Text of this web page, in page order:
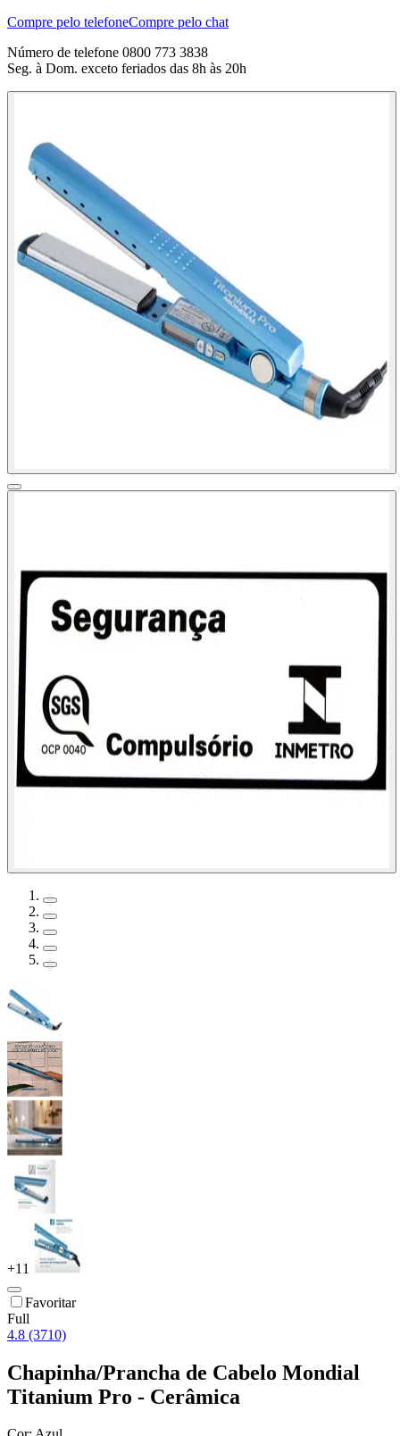
Compre pelo telefoneCompre pelo chat
Número de telefone 0800 773 3838
Seg. à Dom. exceto feriados das 8h às 20h
+11
Favoritar
Full
4.8 (3710)
Chapinha/Prancha de Cabelo Mondial
Titanium Pro - Cerâmica